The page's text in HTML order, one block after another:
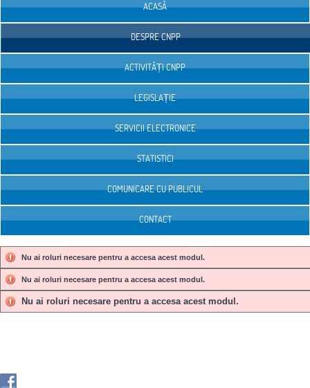
ACASĂ
DESPRE CNPP
ACTIVITĂȚI CNPP
LEGISLAȚIE
SERVICII ELECTRONICE
STATISTICI
COMUNICARE CU PUBLICUL
CONTACT
Nu ai roluri necesare pentru a accesa acest modul.
Nu ai roluri necesare pentru a accesa acest modul.
Nu ai roluri necesare pentru a accesa acest modul.